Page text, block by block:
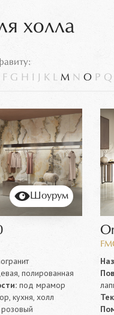
холла
F G H K L M N O P Q
Шоурум
полированная
под мрамор
кухня, холл